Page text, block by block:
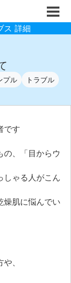
ス 詳細
プル
トラブル
です
の、「目からウ
しゃる人がこん
燥肌に悩んでい
、